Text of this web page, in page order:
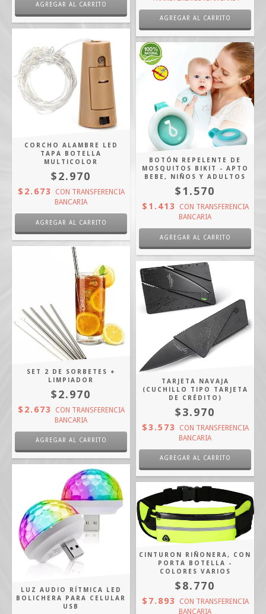
AGREGAR AL CARRITO
AGREGAR AL CARRITO
CORCHO ALAMBRE LED
TAPA BOTELLA
MULTICOLOR
$2.970
$2.673 CON TRANSFERENCIA
BANCARIA
BOTÓN REPELENTE DE
MOSQUITOS BIKIT - APTO
BEBE, NIÑOS Y ADULTOS
$1.570
$1.413 CON TRANSFERENCIA
BANCARIA
SET 2 DE SORBETES +
LIMPIADOR
$2.970
$2.673 CON TRANSFERENCIA
BANCARIA
AGREGAR AL CARRITO
TARJETA NAVAJA
(CUCHILLO TIPO TARJETA
DE CRÉDITO)
$3.970
$3.573 CON TRANSFERENCIA
BANCARIA
LUZ AUDIO RÍTMICA LED
BOLICHERA PARA CELULAR
USB
CINTURON RIÑONERA, CON
PORTA BOTELLA -
COLORES VARIOS
$8.770
$7.893 CON TRANSFERENCIA
BANCARIA